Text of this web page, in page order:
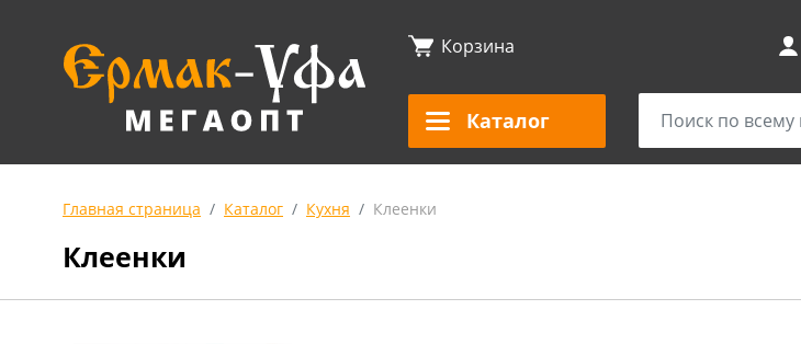
Корзина
Каталог
Главная страница Каталог Кухня Клеенки
Клеенки